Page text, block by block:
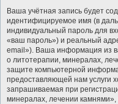
Ваша учётная запись будет
идентифицируемое имя (в
индивидуальный пароль для
«ваш пароль») и реальный
email»). Ваша информация из
о литотерапии, минералах,
защите компьютерной
предоставляющей нам услуги
запрашиваемая при
минералах, лечении